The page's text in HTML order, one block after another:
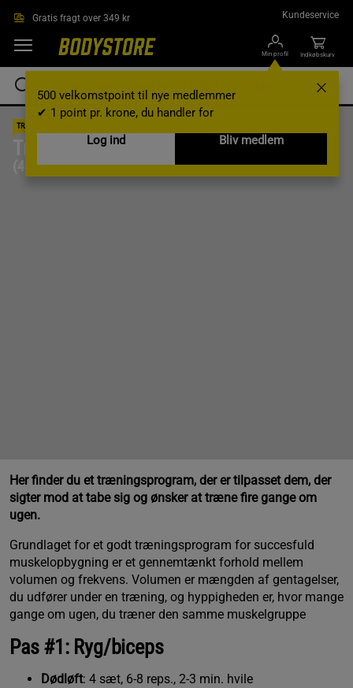
Gratis fragt over 349 kr Kundeservice
Min profil
500 velkomstpoint til nye medlemmer
✔ 1 point pr. krone, du handler for
Log ind
Bliv medlem
Indkøbskurv
TRÆNINGSPROGRAM
Træningsprogram: Vægttab
(4 dage pr. uge)
Her finder du et træningsprogram, der er tilpasset dem, der
sigter mod at tabe sig og ønsker at træne fire gange om
ugen.
Grundlaget for et godt træningsprogram for succesfuld
muskelopbygning er et gennemtænkt forhold mellem
volumen og frekvens. Volumen er mængden af gentagelser,
du udfører under en træning, og hyppigheden er, hvor mange
gange om ugen, du træner den samme muskelgruppe
Pas #1: Ryg/biceps
Dødløft: 4 sæt, 6-8 reps., 2-3 min. hvile